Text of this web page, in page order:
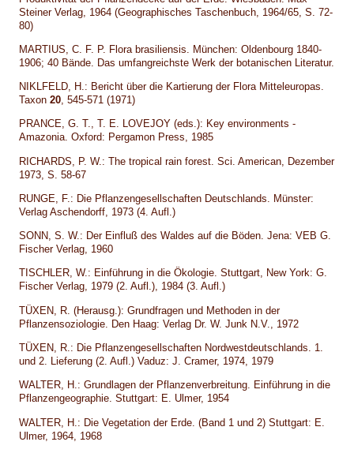
Steiner Verlag, 1964 (Geographisches Taschenbuch, 1964/65, S. 72-
80)
MARTIUS, C. F. P. Flora brasiliensis. München: Oldenbourg 1840-
1906; 40 Bände. Das umfangreichste Werk der botanischen Literatur.
NIKLFELD, H.: Bericht über die Kartierung der Flora Mitteleuropas.
Taxon20, 545-571 (1971)
PRANCE, G. T., T. E. LOVEJOY (eds.): Key environments -
Amazonia. Oxford: Pergamon Press, 1985
RICHARDS, P. W.: The tropical rain forest. Sci. American, Dezember
1973, S. 58-67
RUNGE, F.: Die Pflanzengesellschaften Deutschlands. Münster:
Verlag Aschendorff, 1973 (4. Aufl.)
SONN, S. W.: Der Einfluß des Waldes auf die Böden. Jena: VEB G.
Fischer Verlag, 1960
TISCHLER, W.: Einführung in die Ökologie. Stuttgart, New York: G.
Fischer Verlag, 1979 (2. Aufl.), 1984 (3. Aufl.)
TÜXEN, R. (Herausg.): Grundfragen und Methoden in der
Pflanzensoziologie. Den Haag: Verlag Dr. W. Junk N.V., 1972
TÜXEN, R.: Die Pflanzengesellschaften Nordwestdeutschlands. 1.
und 2. Lieferung (2. Aufl.) Vaduz: J. Cramer, 1974, 1979
WALTER, H.: Grundlagen der Pflanzenverbreitung. Einführung in die
Pflanzengeographie. Stuttgart: E. Ulmer, 1954
WALTER, H.: Die Vegetation der Erde. (Band 1 und 2) Stuttgart: E.
Ulmer, 1964, 1968